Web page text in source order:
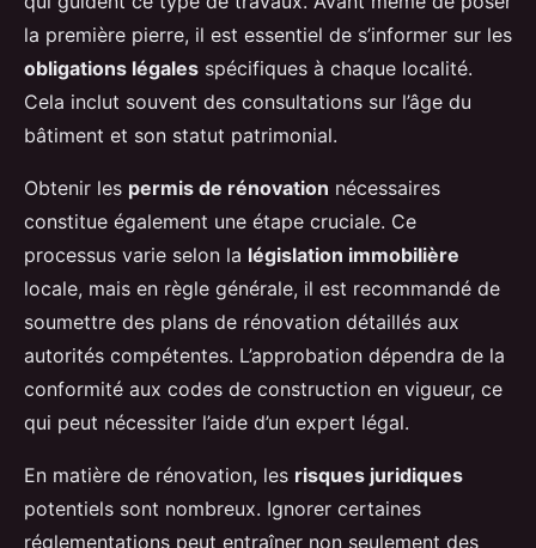
la première pierre, il est essentiel de s’informer sur les
obligations légales spécifiques à chaque localité.
Cela inclut souvent des consultations sur l’âge du
bâtiment et son statut patrimonial.
Obtenir les permis de rénovation nécessaires
constitue également une étape cruciale. Ce
processus varie selon la législation immobilière
locale, mais en règle générale, il est recommandé de
soumettre des plans de rénovation détaillés aux
autorités compétentes. L’approbation dépendra de la
conformité aux codes de construction en vigueur, ce
qui peut nécessiter l’aide d’un expert légal.
En matière de rénovation, les risques juridiques
potentiels sont nombreux. Ignorer certaines
réglementations peut entraîner non seulement des